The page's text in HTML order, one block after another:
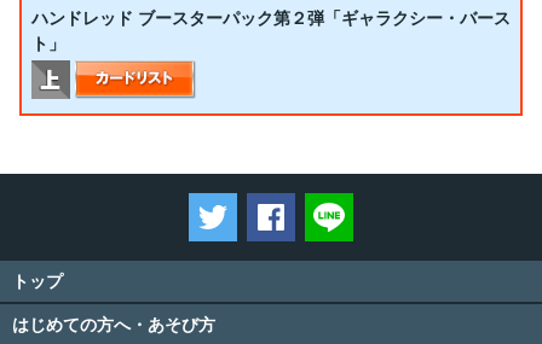
ハンドレッド ブースターパック第２弾「ギャラクシー・バース
ト」
ツイートするFacebookでシェアする
トップ
はじめての方へ・あそび方